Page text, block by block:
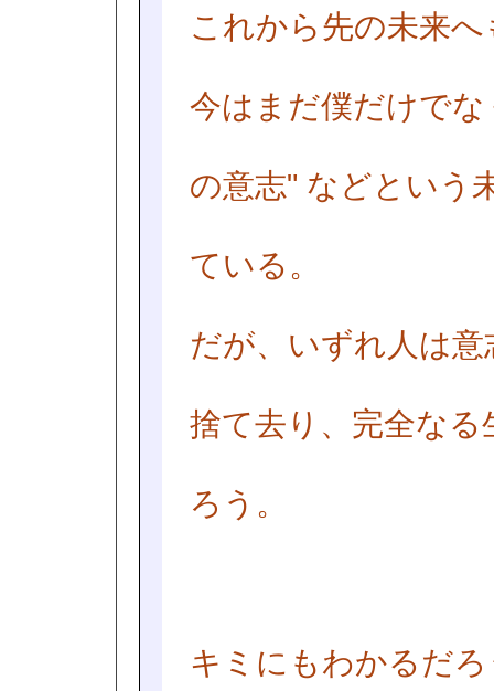
これから先の未来
今はまだ僕だけで
の意志" などという
ている。
だが、いずれ人は
捨て去り、完全な
ろう。
キミにもわかるだ